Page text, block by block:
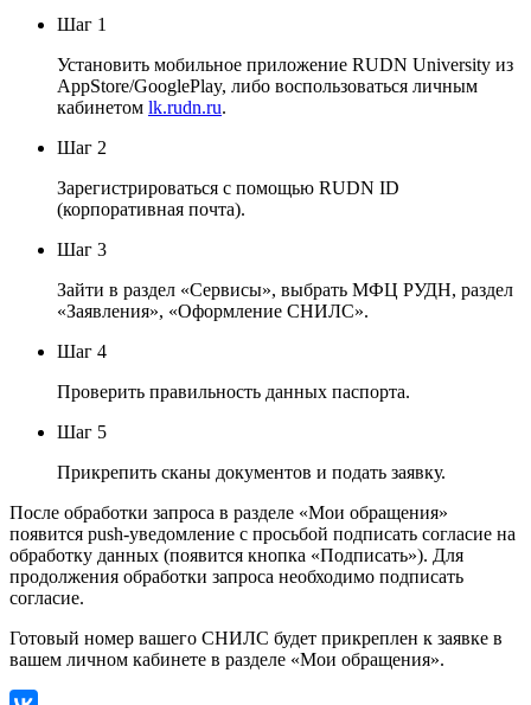
Шаг 1
Установить мобильное приложение RUDN University из
AppStore/GooglePlay, либо воспользоваться личным
кабинетом lk.rudn.ru.
Шаг 2
Зарегистрироваться с помощью RUDN ID
(корпоративная почта).
Шаг 3
Зайти в раздел «Сервисы», выбрать МФЦ РУДН, раздел
«Заявления», «Оформление СНИЛС».
Шаг 4
Проверить правильность данных паспорта.
Шаг 5
Прикрепить сканы документов и подать заявку.
После обработки запроса в разделе «Мои обращения»
появится push-уведомление с просьбой подписать согласие на
обработку данных (появится кнопка «Подписать»). Для
продолжения обработки запроса необходимо подписать
согласие.
Готовый номер вашего СНИЛС будет прикреплен к заявке в
вашем личном кабинете в разделе «Мои обращения».